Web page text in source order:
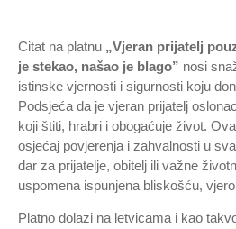
Citat na platnu „Vjeran prijatelj
je stekao, našao je blago” nosi
istinske vjernosti i sigurnosti koju
Podsjeća da je vjeran prijatelj
koji štiti, hrabri i obogaćuje život.
osjećaj povjerenja i zahvalnosti u
dar za prijatelje, obitelj ili važne
uspomena ispunjena bliskošću,
Platno dolazi na letvicama i kao